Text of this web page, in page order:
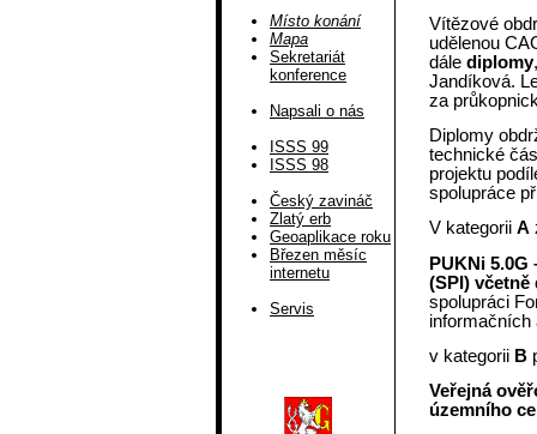
Místo konání
Mapa
Sekretariát
konference
Napsali o nás
ISSS 99
ISSS 98
Český zavináč
Zlatý erb
Geoaplikace roku
Březen měsíc
internetu
Servis
Vítězové
udělenou
dále diplomy
Jandíková.
za
Diplomy
technické
projektu
spolupráce
V kategorii A
PUKNi
(SPI)
spolupráci
informačních
v kategorii B
Veřejná
územního